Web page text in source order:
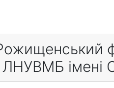
ЛНУВМБ імені